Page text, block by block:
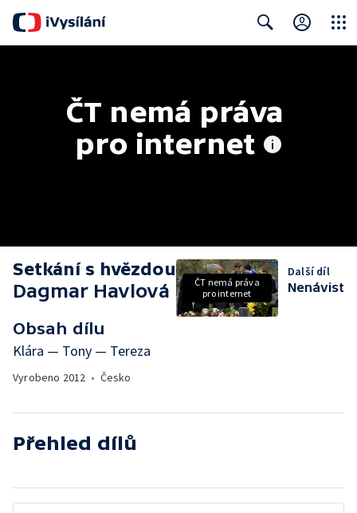
ČT nemá práva
pro internet
Setkání s hvězdou
Dagmar Havlová
Obsah dílu
Klára — Tony — Tereza
Vyrobeno 2012 • Česko
ČT nemá práva
pro internet
Další díl
Nenávist
Přehled dílů